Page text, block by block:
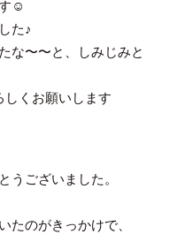
☺️
た♪
な〜〜と、しみじみと
しくお願いします
うございました。
たのがきっかけで、